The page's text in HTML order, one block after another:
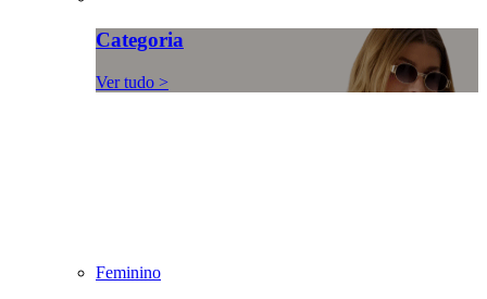
Categoria
Ver tudo >
Feminino